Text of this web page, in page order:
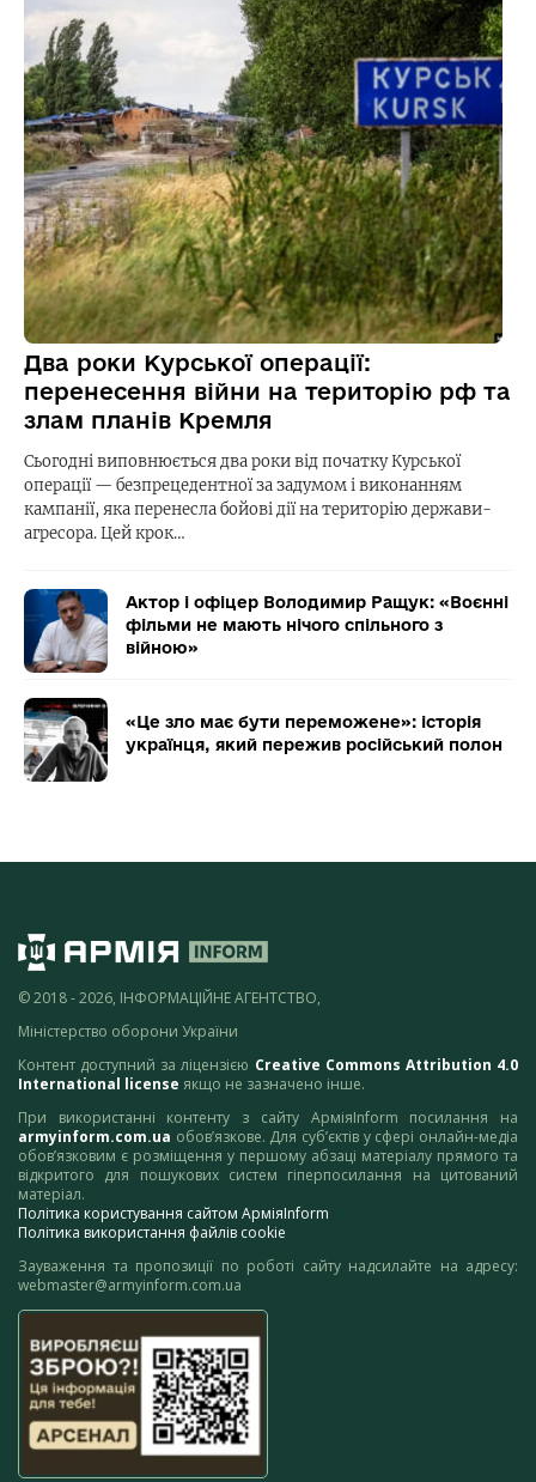
Два роки Курської операції:
перенесення війни на територію рф та
злам планів Кремля
Сьогодні виповнюється два роки від початку Курської
операції — безпрецедентної за задумом і виконанням
кампанії, яка перенесла бойові дії на територію держави-
агресора. Цей крок…
Актор і офіцер Володимир Ращук: «Воєнні
фільми не мають нічого спільного з
війною»
«Це зло має бути переможене»: історія
українця, який пережив російський полон
© 2018 - 2026, ІНФОРМАЦІЙНЕ АГЕНТСТВО,
Міністерство оборони України
Контент доступний за ліцензією Creative Commons Attribution 4.0
International license якщо не зазначено інше.
При використанні контенту з сайту АрміяInform посилання на
armyinform.com.ua обов’язкове. Для суб’єктів у сфері онлайн-медіа
обов’язковим є розміщення у першому абзаці матеріалу прямого та
відкритого для пошукових систем гіперпосилання на цитований
матеріал.
Політика користування сайтом АрміяInform
Політика використання файлів cookie
Зауваження та пропозиції по роботі сайту надсилайте на адресу:
webmaster@armyinform.com.ua